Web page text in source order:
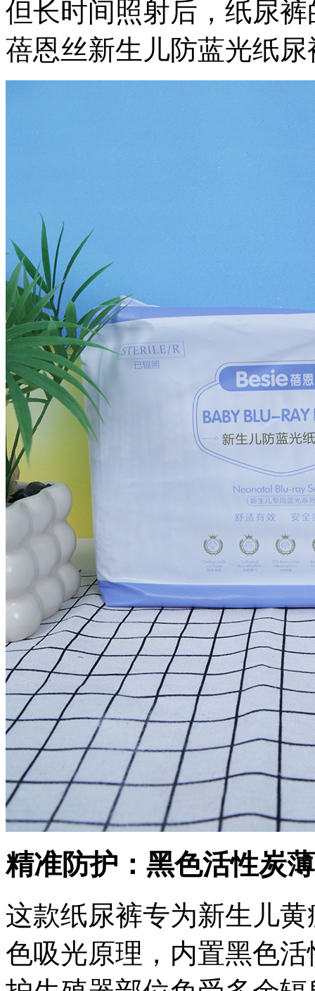
但长时间照射后，纸尿
蓓恩丝新生儿防蓝光纸
精准防护：黑色活性炭
这款纸尿裤专为新生儿
色吸光原理，内置黑色